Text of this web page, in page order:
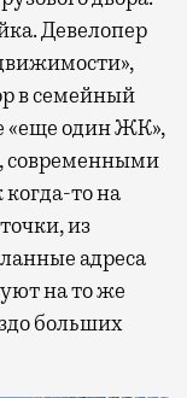
Девелопер
в семейный
«еще один ЖК»,
современными
то на
из
адреса
на то же
больших